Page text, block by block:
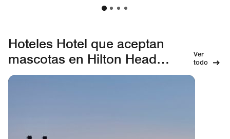
Hoteles Hotel que aceptan
mascotas en Hilton Head
Island
Ver
todo